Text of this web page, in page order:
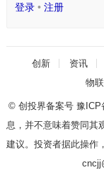
登录• 注册
创新 资讯
物
© 创投界备案号 豫ICP
息，并不意味着赞同其
建议。投资者据此操作